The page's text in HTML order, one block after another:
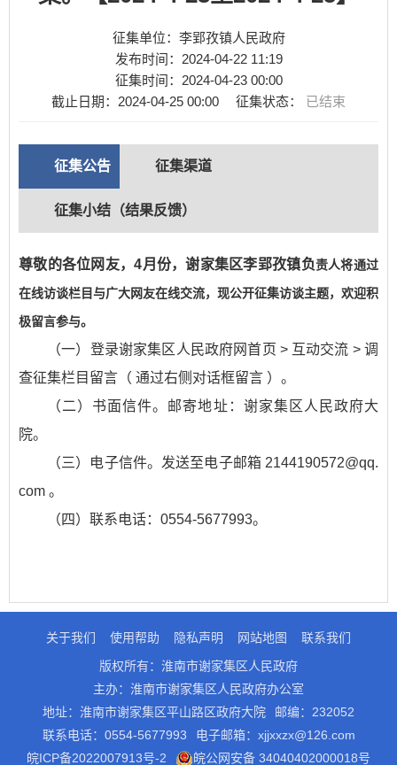
征集单位：李郢孜镇人民政府
发布时间： 2024-04-22 11:19
征集时间： 2024-04-23 00:00
截止日期： 2024-04-25 00:00 征集状态： 已结束
征集公告 征集渠道
征集小结（结果反馈）
尊敬的各位网友，4月份，谢家集区李郢孜镇负责人将通过
在线访谈栏目与广大网友在线交流，现公开征集访谈主题，欢迎积
极留言参与。
（一）登录谢家集区人民政府网首页 > 互动交流 > 调
查征集栏目留言（ 通过右侧对话框留言 ）。
（二）书面信件。邮寄地址：谢家集区人民政府大
院。
（三）电子信件。发送至电子邮箱 2144190572@qq.
com 。
（四）联系电话：0554-5677993。
关于我们 使用帮助 隐私声明 网站地图
联系我们
版权所有：淮南市谢家集区人民政府
主办：淮南市谢家集区人民政府办公室
地址：淮南市谢家集区平山路区政府大院
邮编：232052
联系电话：0554-5677993
电子邮箱：xjjxxzx@126.com
皖ICP备2022007913号-2
皖公网安备 34040402000018号